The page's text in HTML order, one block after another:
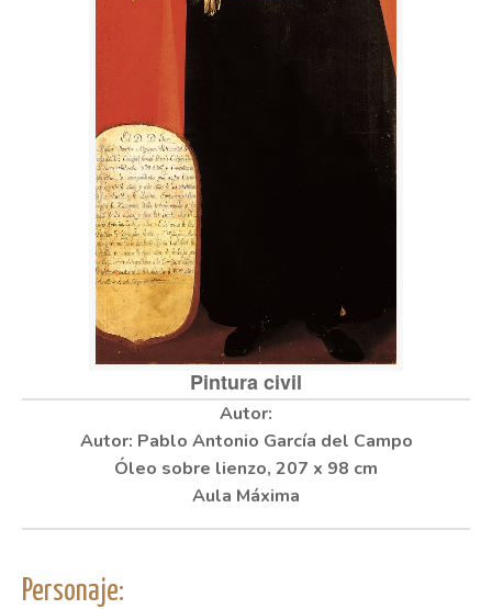
Pintura civil
Autor: Pablo Antonio García del Campo
Óleo sobre lienzo, 207 x 98 cm
Aula Máxima
Personaje: